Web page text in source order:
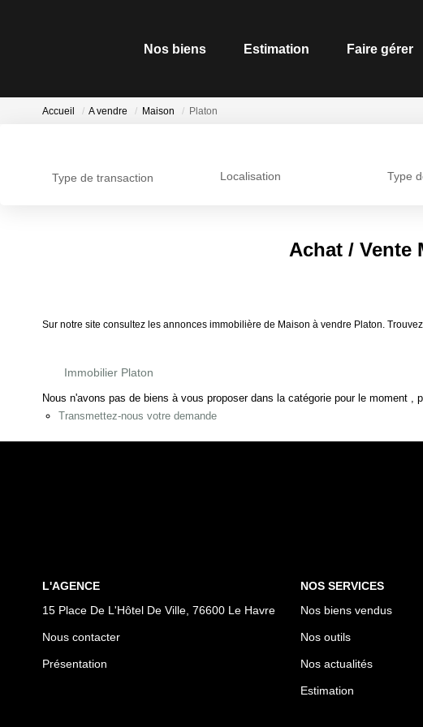
Nos biens Estimation Faire gérer
Accueil A vendre Maison Platon
Type de transaction Localisation Type
Achat / Vente
Sur notre site consultez les annonces immobilière de Maison à vendre Platon.
Immobilier Platon
Nous n'avons pas de biens à vous proposer dans la catégorie pour le moment ,
Transmettez-nous votre demande
L'AGENCE
15 Place De L'Hôtel De Ville, 76600 Le Havre
Nous contacter
Présentation
NOS SERVICES
Nos biens vendus
Nos outils
Nos actualités
Estimation